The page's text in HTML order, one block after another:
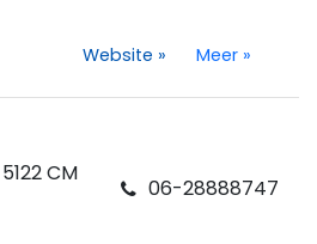
Website » Meer »
CM
06-28888747